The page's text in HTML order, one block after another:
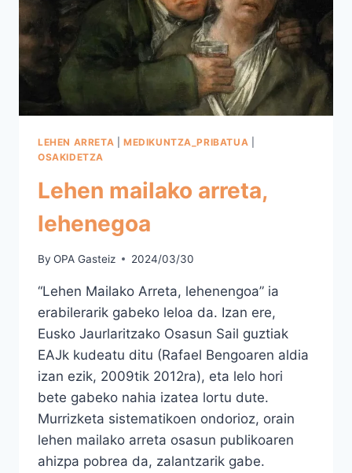
LEHEN ARRETA MEDIKUNTZA_PRIBATUA
OSAKIDETZA
Lehen mailako arreta,
lehenegoa
By OPA Gasteiz 2024/03/30
“Lehen Mailako Arreta, lehenengoa” ia
erabilerarik gabeko leloa da. Izan ere,
Eusko Jaurlaritzako Osasun Sail guztiak
EAJk kudeatu ditu (Rafael Bengoaren aldia
izan ezik, 2009tik 2012ra), eta lelo hori
bete gabeko nahia izatea lortu dute.
Murrizketa sistematikoen ondorioz, orain
lehen mailako arreta osasun publikoaren
ahizpa pobrea da, zalantzarik gabe.